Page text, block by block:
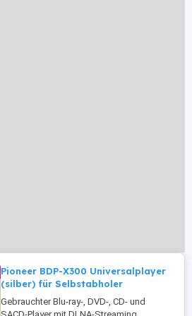
Pioneer BDP-X300 Universalplayer
(silber) für Selbstabholer
Gebrauchter Blu-ray-, DVD-, CD- und